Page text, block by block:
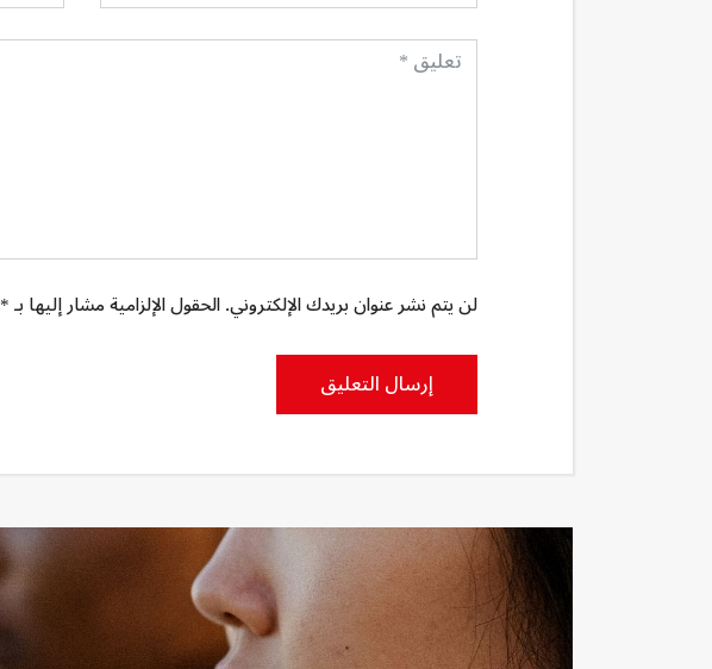
لن يتم نشر عنوان بريدك الإلكتروني. الحقول الإلزامية مشار إليها بـ *
إرسال التعليق